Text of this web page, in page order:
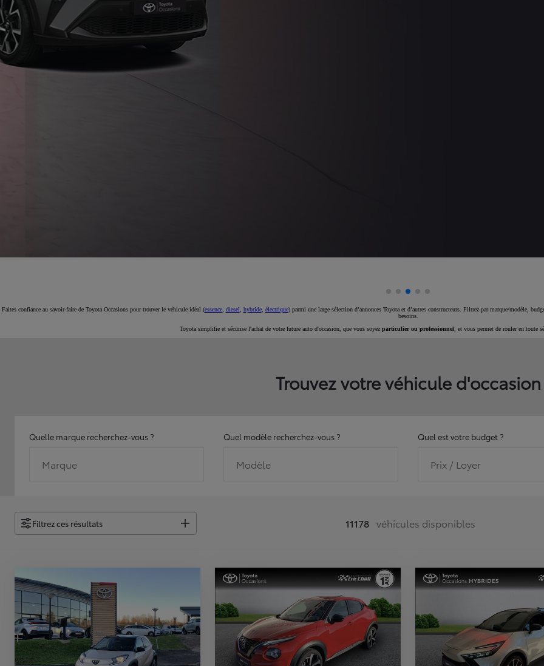
Faites confiance au savoir-faire de Toyota Occasions pour trouver le véhicule idéal (essence, diesel hybride, électrique) parmi une large sélection d’annonces Toyota et d’autres constructeurs. Filtrez par marque/modèle,
besoins.
Toyota simplifie et sécurise l'achat de votre future auto d'occasion, que vous soyez particulier ou professionnel , et vous permet de rouler en toute
Trouvez votre véhicule d'occasion
Quelle marque recherchez-vous ?
Marque
Quel modèle recherchez-vous ?
Modèle
Quel est votre budget ?
Prix / Loyer
Filtrez ces résultats 11178 véhicules disponibles